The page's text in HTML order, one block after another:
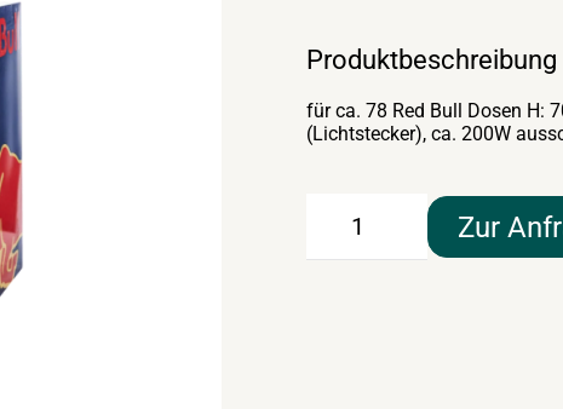
Produktbeschreibung
für ca. 78 Red Bull Dosen H:
(Lichtstecker), ca. 200W
Getränkekühlschrank
Zur